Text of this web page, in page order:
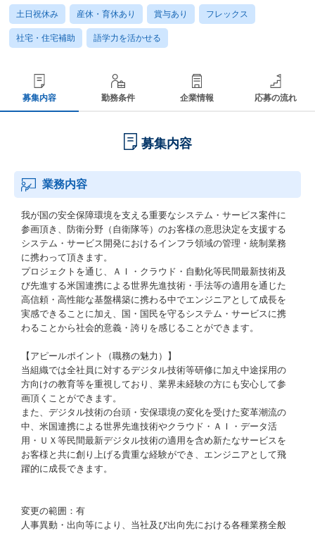
土日祝休み 産休・育休あり 賞与あり フレックス
社宅・住宅補助 語学力を活かせる
募集内容 勤務条件 企業情報 応募の流れ
募集内容
業務内容
我が国の安全保障環境を支える重要なシステム・サービス案件に
参画頂き、防衛分野（自衛隊等）のお客様の意思決定を支援する
システム・サービス開発におけるインフラ領域の管理・統制業務
に携わって頂きます。
プロジェクトを通じ、ＡＩ・クラウド・自動化等民間最新技術及
び先進する米国連携による世界先進技術・手法等の適用を通じた
高信頼・高性能な基盤構築に携わる中でエンジニアとして成長を
実感できることに加え、国・国民を守るシステム・サービスに携
わることから社会的意義・誇りを感じることができます。
【アピールポイント（職務の魅力）】
当組織では全社員に対するデジタル技術等研修に加え中途採用の
方向けの教育等を重視しており、業界未経験の方にも安心して参
画頂くことができます。
また、デジタル技術の台頭・安保環境の変化を受けた変革潮流の
中、米国連携による世界先進技術やクラウド・ＡＩ・データ活
用・ＵＸ等民間最新デジタル技術の適用を含め新たなサービスを
お客様と共に創り上げる貴重な経験ができ、エンジニアとして飛
躍的に成長できます。
変更の範囲：有
人事異動・出向等により、当社及び出向先における各種業務全般